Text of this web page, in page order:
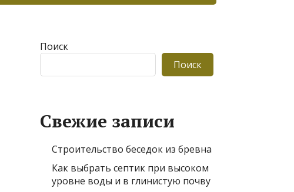
Поиск
Поиск
Свежие записи
Строительство беседок из бревна
Как выбрать септик при высоком
уровне воды и в глинистую почву